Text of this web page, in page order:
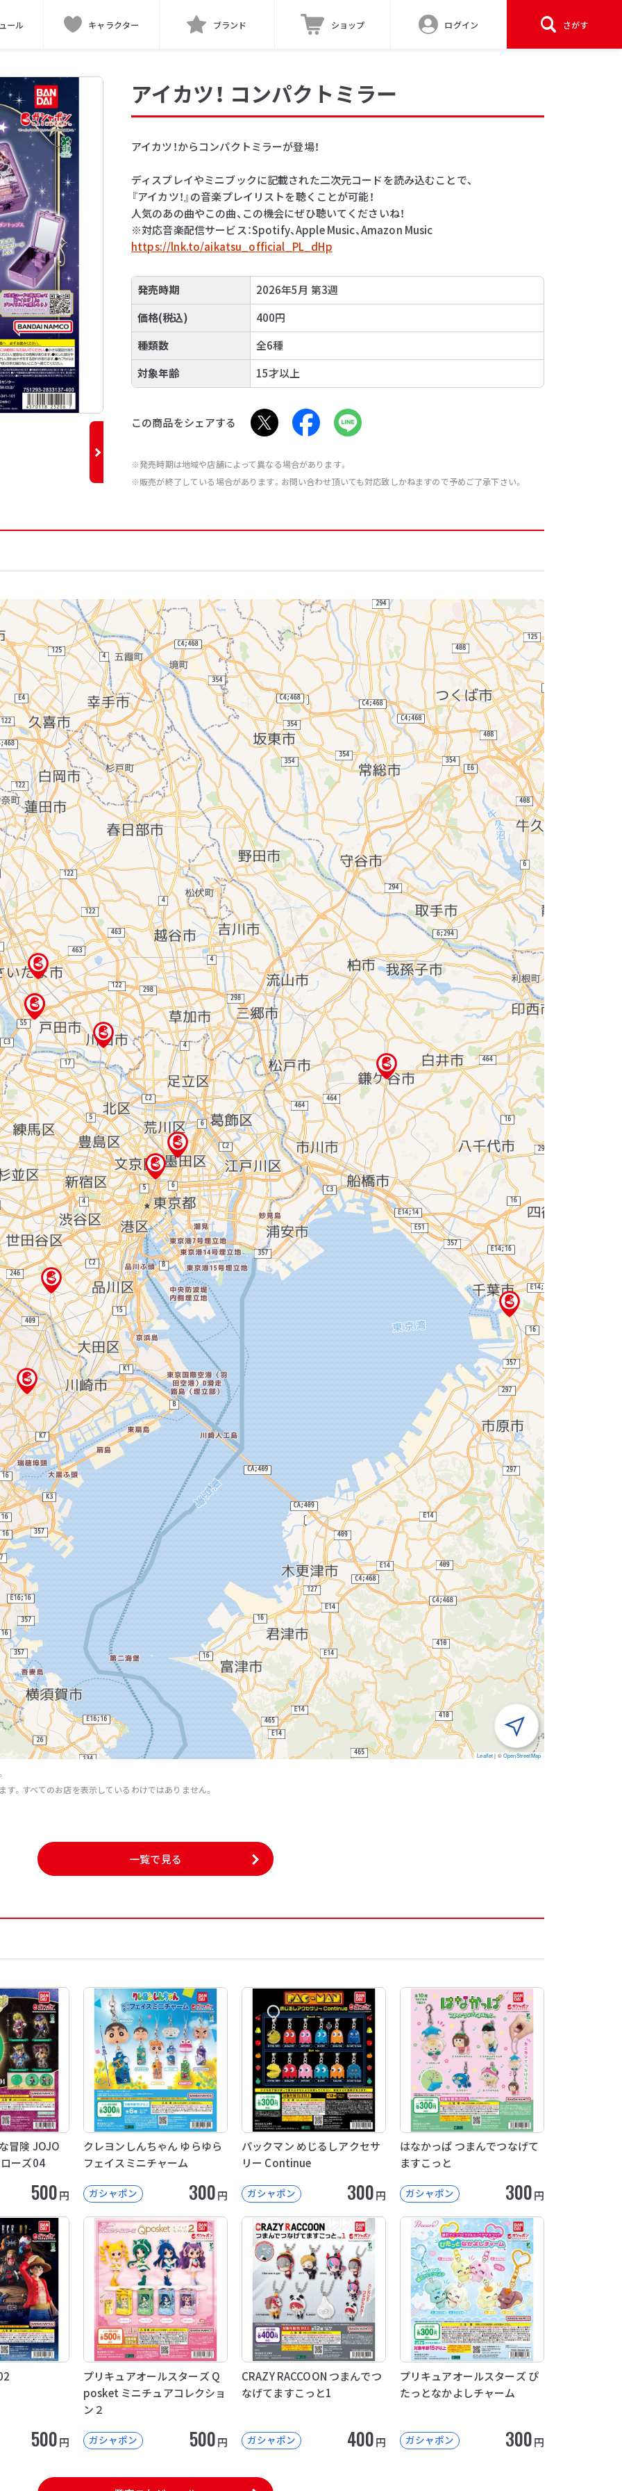
ール キャラクター ブランド ショップ ログイン さがす
アイカツ！ コンパクトミラー
アイカツ！からコンパクトミラーが登場！
ディスプレイやミニブックに記載された二次元コードを読み込むことで、
『アイカツ！』の音楽プレイリストを聴くことが可能！
人気のあの曲やこの曲、この機会にぜひ聴いてくださいね！
※対応音楽配信サービス：Spotify、Apple Music、Amazon Music
https://lnk.to/aikatsu_official_PL_dHp
発売時期
2026年5月 第3週
価格(税込)
400円
種類数
全6種
対象年齢
15才以上
この商品をシェアする
※発売時期は地域や店舗によって異なる場合があります。
※販売が終了している場合があります。お問い合わせ頂いても対応致しかねますので予めご了承下さい。
Leaflet | ©OpenStreetMap
。すべてのお店を表示しているわけではありません。
一覧で見る
冒険 JOJO
ーズ04
500円
クレヨンしんちゃん ゆらゆら
フェイスミニチャーム
ガシャポン 300円
パックマン めじるしアクセサ
リー Continue
ガシャポン 300円
はなかっぱ つまんでつなげて
ますこっと
ガシャポン 300円
500円
プリキュアオールスターズ Q
posket ミニチュアコレクショ
ン２
ガシャポン 500円
CRAZY RACCOON つまんでつ
なげてますこっと1
ガシャポン 400円
プリキュアオールスターズ ぴ
たっとなかよしチャーム
ガシャポン 300円